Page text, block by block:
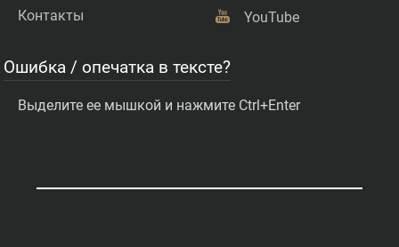
Контакты YouTube
Ошибка / опечатка в тексте?
Выделите ее мышкой и нажмите Ctrl+Enter